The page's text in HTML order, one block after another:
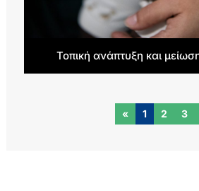
Τοπική ανάπτυξη και
« 1 2 3